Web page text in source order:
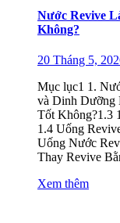
Nước Revive
Không?
20 Tháng 5,
Mục lục1 1.
và Dinh Dưỡng
Tốt Không?1.3
1.4 Uống
Uống Nước
Thay Revive
Xem thêm